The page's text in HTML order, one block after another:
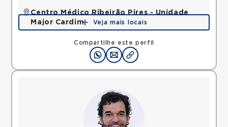
Compartilhe este perfil
Centro Médico Ribeirão Pires - Unidade
Major Cardim
Rua Major Cardim, Suissa, Ribeirao Pires, SP,
Mapa
Veja mais locais